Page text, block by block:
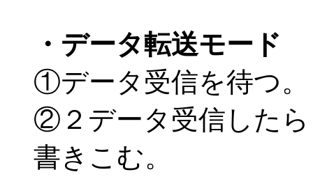
・データ転送モード
①データ受信を待つ。
②２データ受信した
書きこむ。